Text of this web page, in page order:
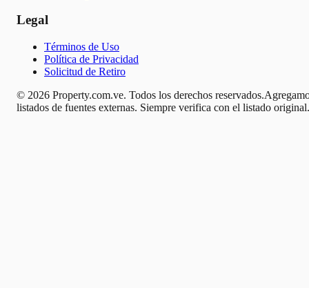
Legal
Términos de Uso
Política de Privacidad
Solicitud de Retiro
© 2026 Property.com.ve. Todos los derechos reservados.
listados de fuentes externas. Siempre verifica con el listado original.